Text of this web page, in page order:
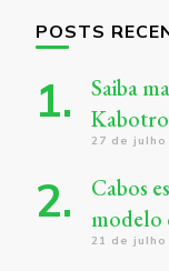
POSTS
Saiba
27 de julho
Cabos
modelo
21 de julho